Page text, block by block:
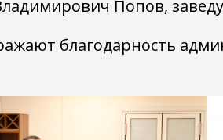
Попов,
благодарность